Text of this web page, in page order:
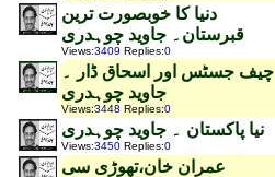
دنیا کا خوبصورت ترین
قبرستان۔ جاوید چوہدری
Views:3409 Replies:0
چیف جسٹس اور اسحاق ڈار ۔
جاوید چوہدری
Views:3448 Replies:0
نیا پاکستان ۔ جاوید چوہدری
Views:3450 Replies:0
عمران خان،تھوڑی سی